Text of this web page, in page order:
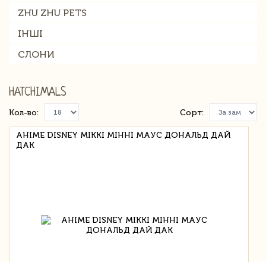
ZHU ZHU PETS
ІНШІ
СЛОНИ
HATCHIMALS
Кол-во: Сорт:
АНІМЕ DISNEY МІККІ МІННІ МАУС ДОНАЛЬД ДАЙ
ДАК